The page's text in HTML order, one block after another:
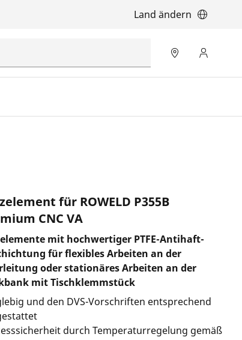
Land ändern
für ROWELD P355B
CNC VA
mit hochwertiger PTFE-Antihaft-
für flexibles Arbeiten an der
oder stationäres Arbeiten an der
mit Tischklemmstück
und den DVS-Vorschriften entsprechend
durch Temperaturregelung gemäß